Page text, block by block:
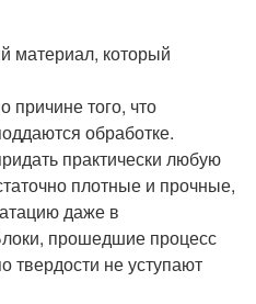
материал, который
того, что
обработке.
практически любую
плотные и прочные,
даже в
прошедшие процесс
твердости не уступают